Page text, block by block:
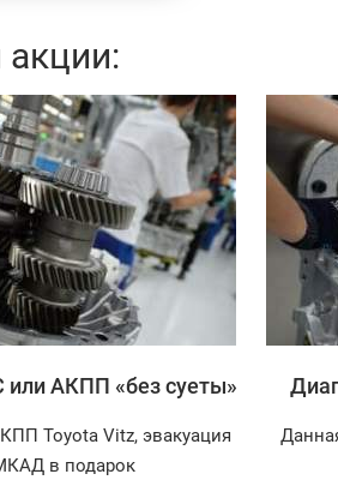
или АКПП «без суеты»
Toyota Vitz, эвакуация
в подарок